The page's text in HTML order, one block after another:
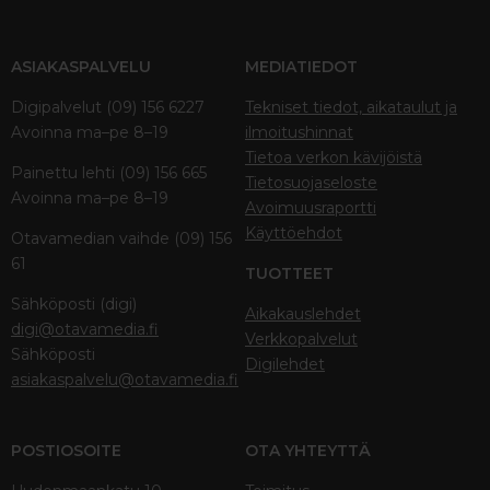
ASIAKASPALVELU
Digipalvelut (09) 156 6227
Avoinna ma–pe 8–19
Painettu lehti (09) 156 665
Avoinna ma–pe 8–19
Otavamedian vaihde (09) 156
61
Sähköposti (digi)
digi@otavamedia.fi
Sähköposti
asiakaspalvelu@otavamedia.fi
MEDIATIEDOT
Tekniset tiedot, aikataulut ja
ilmoitushinnat
Tietoa verkon kävijöistä
Tietosuojaseloste
Avoimuusraportti
Käyttöehdot
TUOTTEET
Aikakauslehdet
Verkkopalvelut
Digilehdet
POSTIOSOITE OTA YHTEYTTÄ